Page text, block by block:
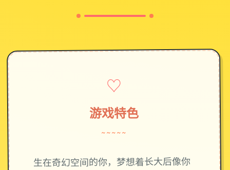
♡
游戏特色
~~~~~
生在奇幻空间的你，梦想着长大后像你